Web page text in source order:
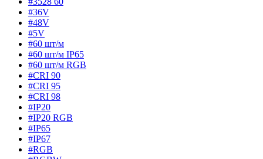
#36V
#48V
#5V
#60 шт/м
#60 шт/м IP65
#60 шт/м RGB
#CRI 90
#CRI 95
#CRI 98
#IP20
#IP20 RGB
#IP65
#IP67
#RGB